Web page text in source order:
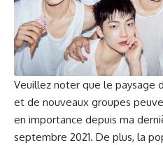
Veuillez noter que le paysage
et de nouveaux groupes
en importance depuis ma
septembre 2021. De plus, la